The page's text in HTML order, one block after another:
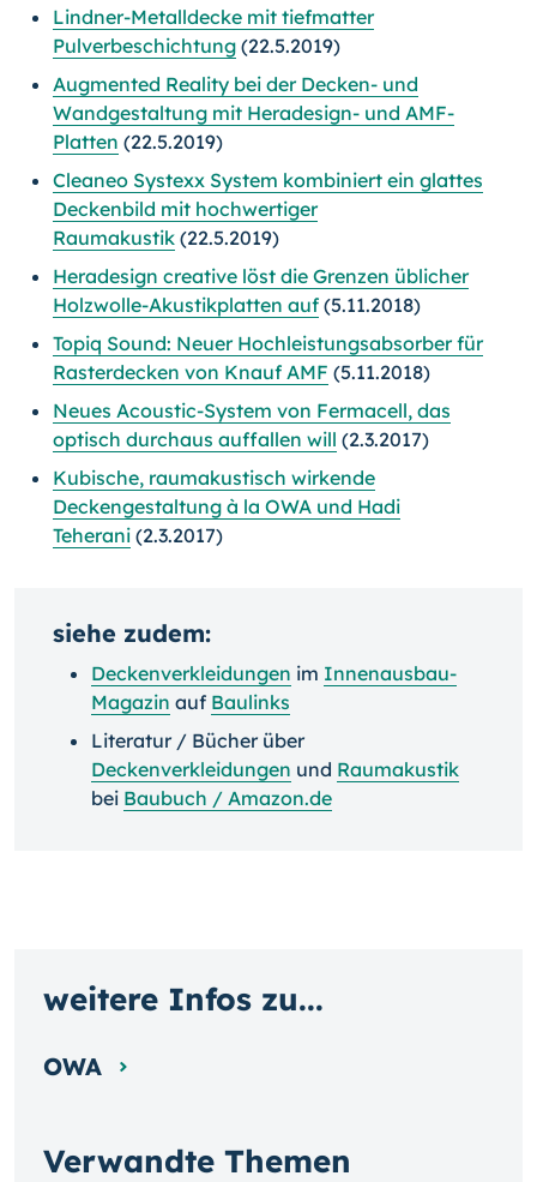
Lindner-Metalldecke mit tiefmatter
Pulverbeschichtung (22.5.2019)
Augmented Reality bei der Decken- und
Wandgestaltung mit Heradesign- und AMF-
Platten (22.5.2019)
Cleaneo Systexx System kombiniert ein glattes
Deckenbild mit hochwertiger
Raumakustik (22.5.2019)
Heradesign creative löst die Grenzen üblicher
Holzwolle-Akustikplatten auf (5.11.2018)
Topiq Sound: Neuer Hochleistungsabsorber für
Rasterdecken von Knauf AMF (5.11.2018)
Neues Acoustic-System von Fermacell, das
optisch durchaus auffallen will (2.3.2017)
Kubische, raumakustisch wirkende
Deckengestaltung à la OWA und Hadi
Teherani (2.3.2017)
siehe zudem:
Deckenverkleidungen im Innenausbau-
Magazin auf Baulinks
Literatur / Bücher über
Deckenverkleidungen und Raumakustik
bei Baubuch / Amazon.de
Verwandte Themen
weitere Infos zu...
OWA